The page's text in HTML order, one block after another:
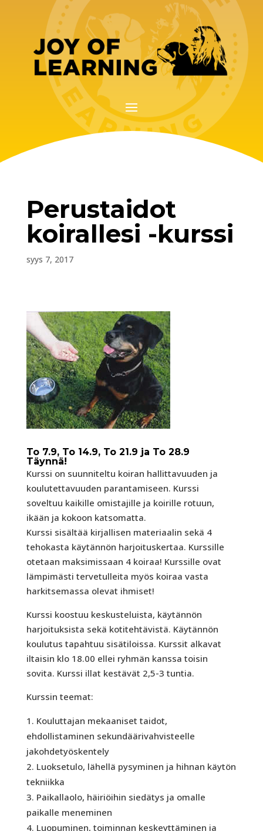
Perustaidot
koirallesi -kurssi
syys 7, 2017
To 7.9, To 14.9, To 21.9 ja To 28.9
Täynnä!
Kurssi on suunniteltu koiran hallittavuuden ja
koulutettavuuden parantamiseen. Kurssi
soveltuu kaikille omistajille ja koirille rotuun,
ikään ja kokoon katsomatta.
Kurssi sisältää kirjallisen materiaalin sekä 4
tehokasta käytännön harjoituskertaa. Kurssille
otetaan maksimissaan 4 koiraa! Kurssille ovat
lämpimästi tervetulleita myös koiraa vasta
harkitsemassa olevat ihmiset!
Kurssi koostuu keskusteluista, käytännön
harjoituksista sekä kotitehtävistä. Käytännön
koulutus tapahtuu sisätiloissa. Kurssit alkavat
iltaisin klo 18.00 ellei ryhmän kanssa toisin
sovita. Kurssi illat kestävät 2,5-3 tuntia.
Kurssin teemat:
Kouluttajan mekaaniset taidot,
ehdollistaminen sekundäärivahvisteelle
jakohdetyöskentely
Luoksetulo, lähellä pysyminen ja hihnan käytön
tekniikka
Paikallaolo, häiriöihin siedätys ja omalle
paikalle meneminen
Luopuminen, toiminnan keskeyttäminen ja